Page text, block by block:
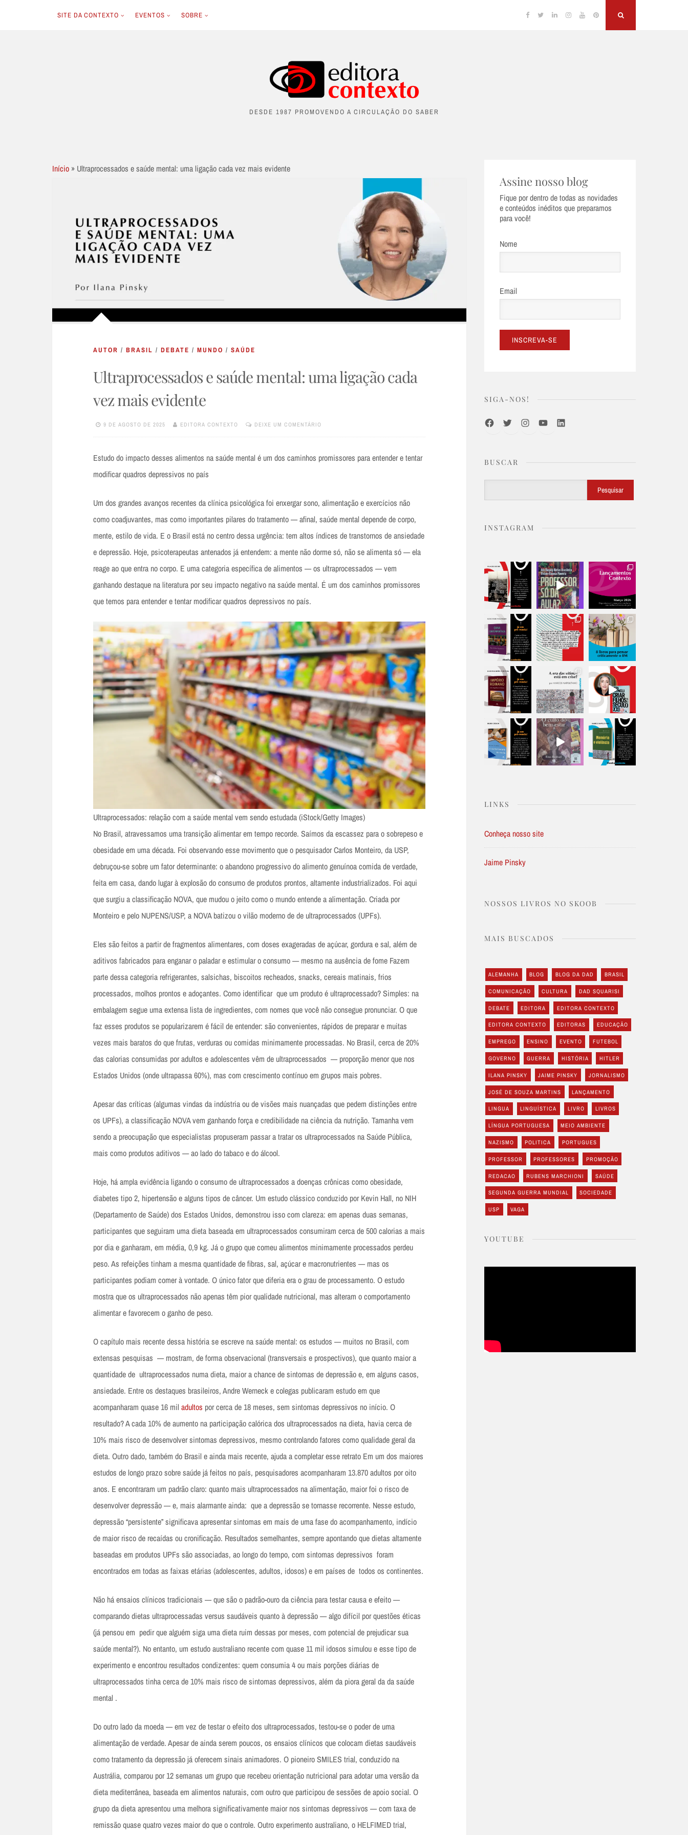
SITE DA CONTEXTO EVENTOS SOBRE Facebook
TwitterLinkedinInstagram
YouTubePinterest
DESDE 1987 PROMOVENDO A CIRCULAÇÃO DO SABER
Início » Ultraprocessados e saúde mental: uma ligação cada vez mais evidente
AUTOR / BRASIL / DEBATE / MUNDO / SAÚDE
Ultraprocessados e saúde mental: uma ligação cada
vez mais evidente
9 DE AGOSTO DE 2025 EDITORA CONTEXTO DEIXE UM COMENTÁRIO
Estudo do impacto desses alimentos na saúde mental é um dos caminhos promissores para entender e tentar
modificar quadros depressivos no país
Um dos grandes avanços recentes da clínica psicológica foi enxergar sono, alimentação e exercícios não
como coadjuvantes, mas como importantes pilares do tratamento — afinal, saúde mental depende de corpo,
mente, estilo de vida. E o Brasil está no centro dessa urgência: tem altos índices de transtornos de ansiedade
e depressão. Hoje, psicoterapeutas antenados já entendem: a mente não dorme só, não se alimenta só — ela
reage ao que entra no corpo. E uma categoria específica de alimentos — os ultraprocessados — vem
ganhando destaque na literatura por seu impacto negativo na saúde mental. É um dos caminhos promissores
que temos para entender e tentar modificar quadros depressivos no país.
Ultraprocessados: relação com a saúde mental vem sendo estudada (iStock/Getty Images)
No Brasil, atravessamos uma transição alimentar em tempo recorde. Saímos da escassez para o sobrepeso e
obesidade em uma década. Foi observando esse movimento que o pesquisador Carlos Monteiro, da USP,
debruçou-se sobre um fator determinante: o abandono progressivo do alimento genuínoa comida de verdade,
feita em casa, dando lugar à explosão do consumo de produtos prontos, altamente industrializados. Foi aqui
que surgiu a classificação NOVA, que mudou o jeito como o mundo entende a alimentação. Criada por
Monteiro e pelo NUPENS/USP, a NOVA batizou o vilão moderno de de ultraprocessados (UPFs).
Eles são feitos a partir de fragmentos alimentares, com doses exageradas de açúcar, gordura e sal, além de
aditivos fabricados para enganar o paladar e estimular o consumo — mesmo na ausência de fome Fazem
parte dessa categoria refrigerantes, salsichas, biscoitos recheados, snacks, cereais matinais, frios
processados, molhos prontos e adoçantes. Como identificar que um produto é ultraprocessado? Simples: na
embalagem segue uma extensa lista de ingredientes, com nomes que você não consegue pronunciar. O que
faz esses produtos se popularizarem é fácil de entender: são convenientes, rápidos de preparar e muitas
vezes mais baratos do que frutas, verduras ou comidas minimamente processadas. No Brasil, cerca de 20%
das calorias consumidas por adultos e adolescentes vêm de ultraprocessados — proporção menor que nos
Estados Unidos (onde ultrapassa 60%), mas com crescimento contínuo em grupos mais pobres.
Apesar das críticas (algumas vindas da indústria ou de visões mais nuançadas que pedem distinções entre
os UPFs), a classificação NOVA vem ganhando força e credibilidade na ciência da nutrição. Tamanha vem
sendo a preocupação que especialistas propuseram passar a tratar os ultraprocessados na Saúde Pública,
mais como produtos aditivos — ao lado do tabaco e do álcool.
Hoje, há ampla evidência ligando o consumo de ultraprocessados a doenças crônicas como obesidade,
diabetes tipo 2, hipertensão e alguns tipos de câncer. Um estudo clássico conduzido por Kevin Hall, no NIH
(Departamento de Saúde) dos Estados Unidos, demonstrou isso com clareza: em apenas duas semanas,
participantes que seguiram uma dieta baseada em ultraprocessados consumiram cerca de 500 calorias a mais
por dia e ganharam, em média, 0,9 kg. Já o grupo que comeu alimentos minimamente processados perdeu
peso. As refeições tinham a mesma quantidade de fibras, sal, açúcar e macronutrientes — mas os
participantes podiam comer à vontade. O único fator que diferia era o grau de processamento. O estudo
mostra que os ultraprocessados não apenas têm pior qualidade nutricional, mas alteram o comportamento
alimentar e favorecem o ganho de peso.
O capítulo mais recente dessa história se escreve na saúde mental: os estudos — muitos no Brasil, com
extensas pesquisas — mostram, de forma observacional (transversais e prospectivos), que quanto maior a
quantidade de ultraprocessados numa dieta, maior a chance de sintomas de depressão e, em alguns casos,
ansiedade. Entre os destaques brasileiros, Andre Werneck e colegas publicaram estudo em que
acompanharam quase 16 mil adultos por cerca de 18 meses, sem sintomas depressivos no início. O
resultado? A cada 10% de aumento na participação calórica dos ultraprocessados na dieta, havia cerca de
10% mais risco de desenvolver sintomas depressivos, mesmo controlando fatores como qualidade geral da
dieta. Outro dado, também do Brasil e ainda mais recente, ajuda a completar esse retrato Em um dos maiores
estudos de longo prazo sobre saúde já feitos no país, pesquisadores acompanharam 13.870 adultos por oito
anos. E encontraram um padrão claro: quanto mais ultraprocessados na alimentação, maior foi o risco de
desenvolver depressão — e, mais alarmante ainda: que a depressão se tornasse recorrente. Nesse estudo,
depressão “persistente” significava apresentar sintomas em mais de uma fase do acompanhamento, indício
de maior risco de recaídas ou cronificação. Resultados semelhantes, sempre apontando que dietas altamente
baseadas em produtos UPFs são associadas, ao longo do tempo, com sintomas depressivos foram
encontrados em todas as faixas etárias (adolescentes, adultos, idosos) e em países de todos os continentes.
Não há ensaios clínicos tradicionais — que são o padrão-ouro da ciência para testar causa e efeito —
comparando dietas ultraprocessadas versus saudáveis quanto à depressão — algo difícil por questões éticas
(já pensou em pedir que alguém siga uma dieta ruim dessas por meses, com potencial de prejudicar sua
saúde mental?). No entanto, um estudo australiano recente com quase 11 mil idosos simulou e esse tipo de
experimento e encontrou resultados condizentes: quem consumia 4 ou mais porções diárias de
ultraprocessados tinha cerca de 10% mais risco de sintomas depressivos, além da piora geral da da saúde
mental .
Do outro lado da moeda — em vez de testar o efeito dos ultraprocessados, testou-se o poder de uma
alimentação de verdade. Apesar de ainda serem poucos, os ensaios clínicos que colocam dietas saudáveis
como tratamento da depressão já oferecem sinais animadores. O pioneiro SMILES trial, conduzido na
Austrália, comparou por 12 semanas um grupo que recebeu orientação nutricional para adotar uma versão da
dieta mediterrânea, baseada em alimentos naturais, com outro que participou de sessões de apoio social. O
grupo da dieta apresentou uma melhora significativamente maior nos sintomas depressivos — com taxa de
remissão quase quatro vezes maior do que o controle. Outro experimento australiano, o HELFIMED trial,
Assine nosso blog
Fique por dentro de todas as novidades
e conteúdos inéditos que preparamos
para você!
Nome
Email
SIGA-NOS!
FacebookTwitterInstagramYoutubeLinkedIn
BUSCAR
Pesquisar
INSTAGRAM
LINKS
Conheça nosso site
Jaime Pinsky
NOSSOS LIVROS NO SKOOB
MAIS BUSCADOS
ALEMANHA BLOG BLOG DA DAD BRASIL
COMUNICAÇÃO CULTURA DAD SQUARISI
DEBATE EDITORA EDITORA CONTEXTO
EDITORA CONTEXTO EDITORAS EDUCAÇÃO
EMPREGO ENSINO EVENTO FUTEBOL
GOVERNO GUERRA HISTÓRIA HITLER
ILANA PINSKY JAIME PINSKY JORNALISMO
JOSÉ DE SOUZA MARTINS LANÇAMENTO
LINGUA LINGUÍSTICA LIVRO LIVROS
LÍNGUA PORTUGUESA MEIO AMBIENTE
NAZISMO POLITICA PORTUGUES
PROFESSOR PROFESSORES PROMOÇÃO
REDACAO RUBENS MARCHIONI SAÚDE
SEGUNDA GUERRA MUNDIAL SOCIEDADE
USP VAGA
YOUTUBE